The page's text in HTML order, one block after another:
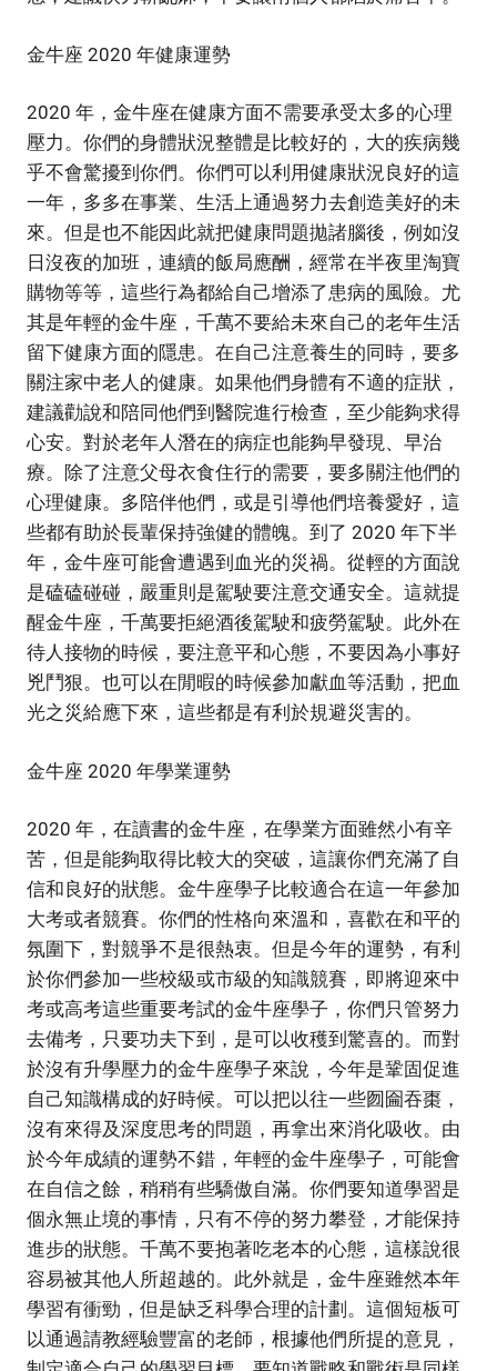
金牛座 2020 年健康運勢
2020 年，金牛座在健康方面不需要承受太多的心理
壓力。你們的身體狀況整體是比較好的，大的疾病幾
乎不會驚擾到你們。你們可以利用健康狀況良好的這
一年，多多在事業、生活上通過努力去創造美好的未
來。但是也不能因此就把健康問題拋諸腦後，例如沒
日沒夜的加班，連續的飯局應酬，經常在半夜里淘寶
購物等等，這些行為都給自己增添了患病的風險。尤
其是年輕的金牛座，千萬不要給未來自己的老年生活
留下健康方面的隱患。在自己注意養生的同時，要多
關注家中老人的健康。如果他們身體有不適的症狀，
建議勸說和陪同他們到醫院進行檢查，至少能夠求得
心安。對於老年人潛在的病症也能夠早發現、早治
療。除了注意父母衣食住行的需要，要多關注他們的
心理健康。多陪伴他們，或是引導他們培養愛好，這
些都有助於長輩保持強健的體魄。到了 2020 年下半
年，金牛座可能會遭遇到血光的災禍。從輕的方面說
是磕磕碰碰，嚴重則是駕駛要注意交通安全。這就提
醒金牛座，千萬要拒絕酒後駕駛和疲勞駕駛。此外在
待人接物的時候，要注意平和心態，不要因為小事好
兇鬥狠。也可以在閒暇的時候參加獻血等活動，把血
光之災給應下來，這些都是有利於規避災害的。
金牛座 2020 年學業運勢
2020 年，在讀書的金牛座，在學業方面雖然小有辛
苦，但是能夠取得比較大的突破，這讓你們充滿了自
信和良好的狀態。金牛座學子比較適合在這一年參加
大考或者競賽。你們的性格向來溫和，喜歡在和平的
氛圍下，對競爭不是很熱衷。但是今年的運勢，有利
於你們參加一些校級或市級的知識競賽，即將迎來中
考或高考這些重要考試的金牛座學子，你們只管努力
去備考，只要功夫下到，是可以收穫到驚喜的。而對
於沒有升學壓力的金牛座學子來說，今年是鞏固促進
自己知識構成的好時候。可以把以往一些囫圇吞棗，
沒有來得及深度思考的問題，再拿出來消化吸收。由
於今年成績的運勢不錯，年輕的金牛座學子，可能會
在自信之餘，稍稍有些驕傲自滿。你們要知道學習是
個永無止境的事情，只有不停的努力攀登，才能保持
進步的狀態。千萬不要抱著吃老本的心態，這樣說很
容易被其他人所超越的。此外就是，金牛座雖然本年
學習有衝勁，但是缺乏科學合理的計劃。這個短板可
以通過請教經驗豐富的老師，根據他們所提的意見，